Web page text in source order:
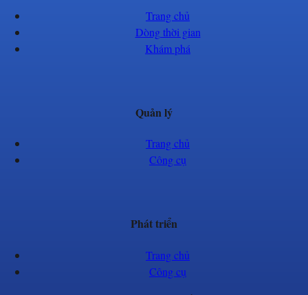
Trang chủ
Dòng thời gian
Khám phá
Quản lý
Trang chủ
Công cụ
Phát triển
Trang chủ
Công cụ